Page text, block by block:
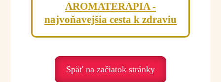
• koncentrácia
potrebujete rýchlu úľavu a silný chladivý efekt
• svalová bolesť
• silné osvieženie
AROMATERAPIA -
najvoňavejšia cesta k zdraviu
Späť na začiatok stránky